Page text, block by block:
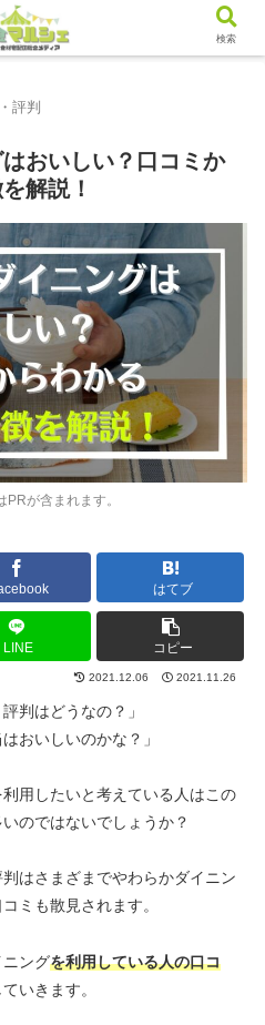
評判
おいしい？口コミか
解説！
が含まれます。
はてブ
LINE コピー
2021.12.06 2021.11.26
判はどうなの？」
おいしいのかな？」
用したいと考えている人はこの
のではないでしょうか？
はさまざまでやわらかダイニン
ミも散見されます。
ングを利用している人の口コ
ていきます。
検索